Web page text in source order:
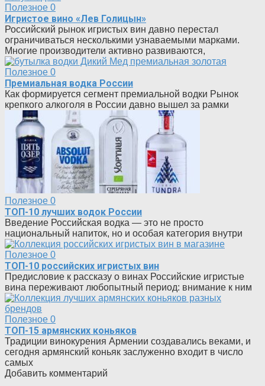
Полезное 0
Игристое вино «Лев Голицын»
Российский рынок игристых вин давно перестал
ограничиваться несколькими узнаваемыми марками.
Многие производители активно развиваются,
Полезное 0
Премиальная водка России
Как формируется сегмент премиальной водки Рынок
крепкого алкоголя в России давно вышел за рамки
Полезное 0
ТОП-10 лучших водок России
Введение Российская водка — это не просто
национальный напиток, но и особая категория внутри
Полезное 0
ТОП-10 российских игристых вин
Предисловие к рассказу о винах Российские игристые
вина переживают любопытный период: внимание к ним
Полезное 0
ТОП-15 армянских коньяков
Традиции винокурения Армении создавались веками, и
сегодня армянский коньяк заслуженно входит в число
самых
Добавить комментарий